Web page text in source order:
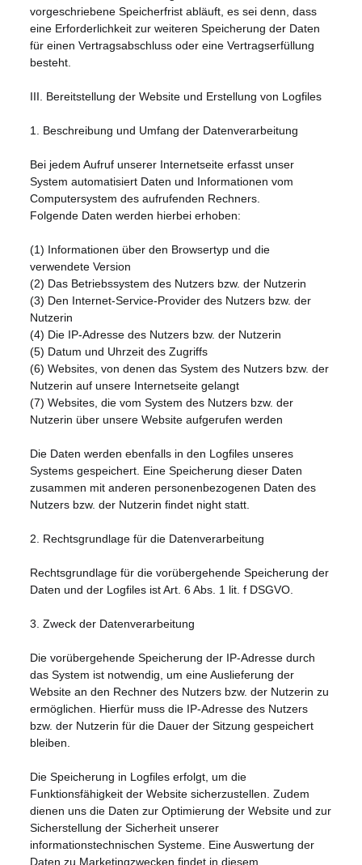
vorgeschriebene Speicherfrist abläuft, es sei denn, dass
eine Erforderlichkeit zur weiteren Speicherung der Daten
für einen Vertragsabschluss oder eine Vertragserfüllung
besteht.
III. Bereitstellung der Website und Erstellung von Logfiles
1. Beschreibung und Umfang der Datenverarbeitung
Bei jedem Aufruf unserer Internetseite erfasst unser
System automatisiert Daten und Informationen vom
Computersystem des aufrufenden Rechners.
Folgende Daten werden hierbei erhoben:
(1) Informationen über den Browsertyp und die
verwendete Version
(2) Das Betriebssystem des Nutzers bzw. der Nutzerin
(3) Den Internet-Service-Provider des Nutzers bzw. der
Nutzerin
(4) Die IP-Adresse des Nutzers bzw. der Nutzerin
(5) Datum und Uhrzeit des Zugriffs
(6) Websites, von denen das System des Nutzers bzw. der
Nutzerin auf unsere Internetseite gelangt
(7) Websites, die vom System des Nutzers bzw. der
Nutzerin über unsere Website aufgerufen werden
Die Daten werden ebenfalls in den Logfiles unseres
Systems gespeichert. Eine Speicherung dieser Daten
zusammen mit anderen personenbezogenen Daten des
Nutzers bzw. der Nutzerin findet night statt.
2. Rechtsgrundlage für die Datenverarbeitung
Rechtsgrundlage für die vorübergehende Speicherung der
Daten und der Logfiles ist Art. 6 Abs. 1 lit. f DSGVO.
3. Zweck der Datenverarbeitung
Die vorübergehende Speicherung der IP-Adresse durch
das System ist notwendig, um eine Auslieferung der
Website an den Rechner des Nutzers bzw. der Nutzerin zu
ermöglichen. Hierfür muss die IP-Adresse des Nutzers
bzw. der Nutzerin für die Dauer der Sitzung gespeichert
bleiben.
Die Speicherung in Logfiles erfolgt, um die
Funktionsfähigkeit der Website sicherzustellen. Zudem
dienen uns die Daten zur Optimierung der Website und zur
Sicherstellung der Sicherheit unserer
informationstechnischen Systeme. Eine Auswertung der
Daten zu Marketingzwecken findet in diesem